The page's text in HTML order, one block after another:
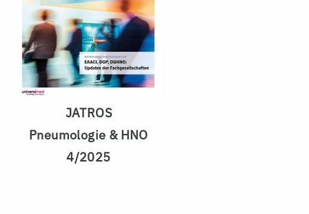
JATROS
Pneumologie & HNO
4/2025